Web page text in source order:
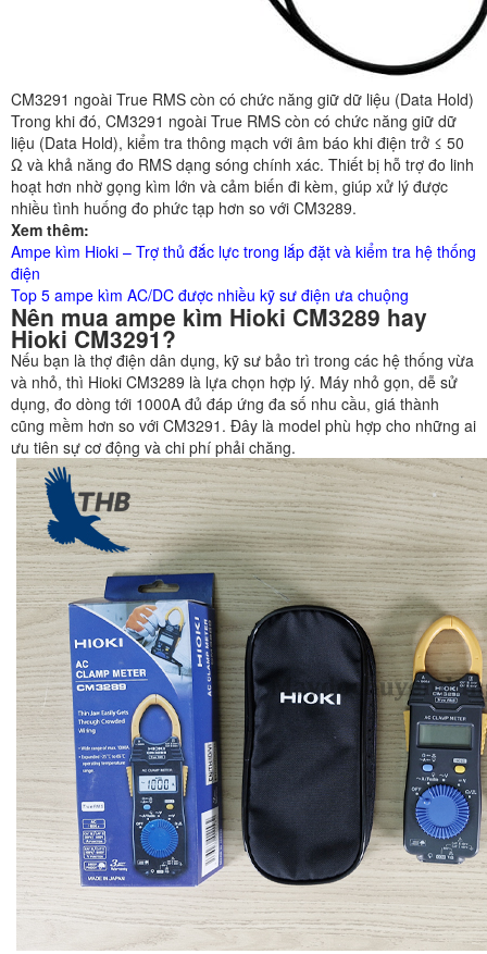
CM3291 ngoài True RMS còn có chức năng giữ dữ liệu (Data Hold)
Trong khi đó, CM3291 ngoài True RMS còn có chức năng giữ dữ
liệu (Data Hold), kiểm tra thông mạch với âm báo khi điện trở ≤ 50
Ω và khả năng đo RMS dạng sóng chính xác. Thiết bị hỗ trợ đo linh
hoạt hơn nhờ gọng kìm lớn và cảm biến đi kèm, giúp xử lý được
nhiều tình huống đo phức tạp hơn so với CM3289.
Xem thêm:
Ampe kìm Hioki – Trợ thủ đắc lực trong lắp đặt và kiểm tra hệ thống
điện
Top 5 ampe kìm AC/DC được nhiều kỹ sư điện ưa chuộng
Nên mua ampe kìm Hioki CM3289 hay
Hioki CM3291?
Nếu bạn là thợ điện dân dụng, kỹ sư bảo trì trong các hệ thống vừa
và nhỏ, thì Hioki CM3289 là lựa chọn hợp lý. Máy nhỏ gọn, dễ sử
dụng, đo dòng tới 1000A đủ đáp ứng đa số nhu cầu, giá thành
cũng mềm hơn so với CM3291. Đây là model phù hợp cho những ai
ưu tiên sự cơ động và chi phí phải chăng.